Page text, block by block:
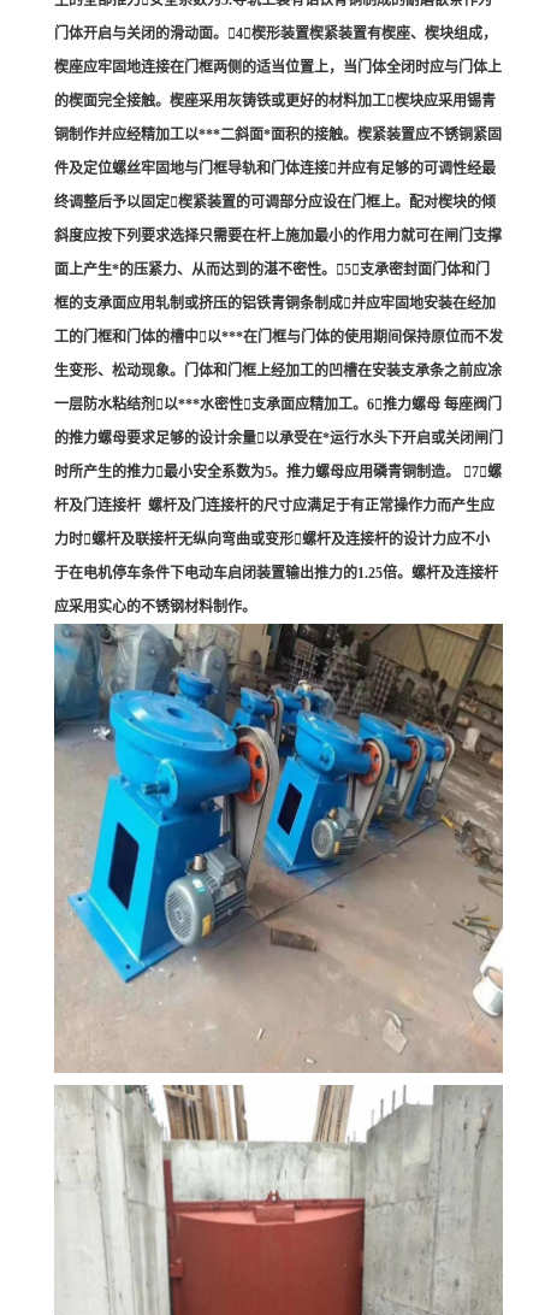
门体开启与关闭的滑动面。4楔形装置楔紧装置有楔座、楔块组成，
楔座应牢固地连接在门框两侧的适当位置上，当门体全闭时应与门体上
的楔面完全接触。楔座采用灰铸铁或更好的材料加工楔块应采用锡青
铜制作并应经精加工以***二斜面*面积的接触。楔紧装置应不锈铜紧固
件及定位螺丝牢固地与门框导轨和门体连接并应有足够的可调性经最
终调整后予以固定楔紧装置的可调部分应设在门框上。配对楔块的倾
斜度应按下列要求选择只需要在杆上施加最小的作用力就可在闸门支撑
面上产生*的压紧力、从而达到的湛不密性。5支承密封面门体和门
框的支承面应用轧制或挤压的铝铁青铜条制成并应牢固地安装在经加
工的门框和门体的槽中以***在门框与门体的使用期间保持原位而不发
生变形、松动现象。门体和门框上经加工的凹槽在安装支承条之前应凃
一层防水粘结剂以***水密性支承面应精加工。6推力螺母 每座阀门
的推力螺母要求足够的设计余量以承受在*运行水头下开启或关闭闸门
时所产生的推力最小安全系数为5。推力螺母应用磷青铜制造。 7螺
杆及门连接杆 螺杆及门连接杆的尺寸应满足于有正常操作力而产生应
力时螺杆及联接杆无纵向弯曲或变形螺杆及连接杆的设计力应不小
于在电机停车条件下电动车启闭装置输出推力的1.25倍。螺杆及连接杆
应采用实心的不锈钢材料制作。